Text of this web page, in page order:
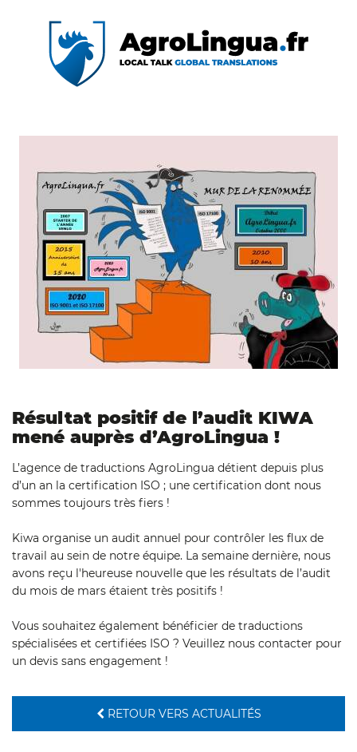
Résultat positif de l’audit KIWA
mené auprès d’AgroLingua !
L’agence de traductions AgroLingua détient depuis plus
d’un an la certification ISO ; une certification dont nous
sommes toujours très fiers !
Kiwa organise un audit annuel pour contrôler les flux de
travail au sein de notre équipe. La semaine dernière, nous
avons reçu l'heureuse nouvelle que les résultats de l’audit
du mois de mars étaient très positifs !
Vous souhaitez également bénéficier de traductions
spécialisées et certifiées ISO ? Veuillez nous contacter pour
un devis sans engagement !
RETOUR VERS ACTUALITÉS